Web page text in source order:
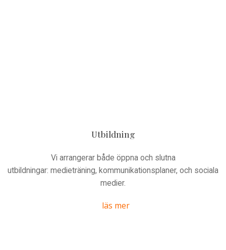
Utbildning
Vi arrangerar både öppna och slutna
utbildningar: medieträning, kommunikationsplaner, och sociala
medier.
läs mer